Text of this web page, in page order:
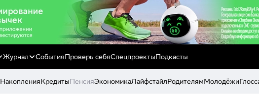
Журнал СобытияПроверь себяСпецпроектыПодкасты
НакопленияКредитыПенсияЭкономикаЛайфстайлРодителямМолодёжи